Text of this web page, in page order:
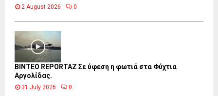
2 August 2026 0
BINTEO REPORTAZ Σε ύφεση η φωτιά στα Φύχτια
Αργολίδας.
31 July 2026 0